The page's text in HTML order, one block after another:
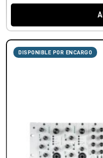
DISPONIBLE POR ENCARGO